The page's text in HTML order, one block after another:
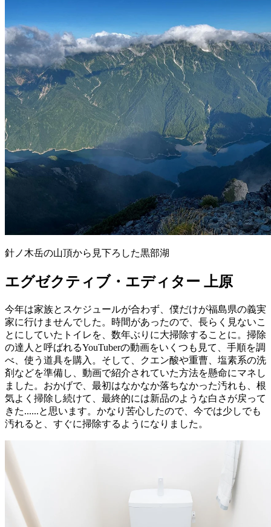
針ノ木岳の山頂から見下ろした黒部湖
エグゼクティブ・エディター 上原
今年は家族とスケジュールが合わず、僕だけが福島県の義実
家に行けませんでした。時間があったので、長らく見ないこ
とにしていたトイレを、数年ぶりに大掃除することに。掃除
の達人と呼ばれるYouTuberの動画をいくつも見て、手順を調
べ、使う道具を購入。そして、クエン酸や重曹、塩素系の洗
剤などを準備し、動画で紹介されていた方法を懸命にマネし
ました。おかげで、最初はなかなか落ちなかった汚れも、根
気よく掃除し続けて、最終的には新品のような白さが戻って
きた......と思います。かなり苦心したので、今では少しでも
汚れると、すぐに掃除するようになりました。